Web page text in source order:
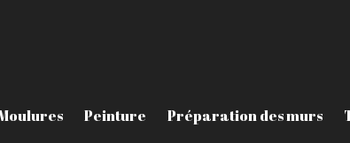
Peinture Préparation des murs